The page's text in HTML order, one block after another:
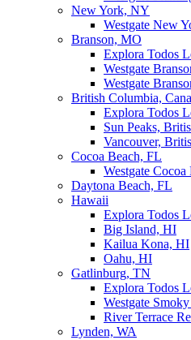
New York, NY
Westgate New
Branson, MO
Explora Todos
Westgate
Westgate
British Columbia,
Explora Todos
Sun Peaks,
Vancouver,
Cocoa Beach, FL
Westgate Cocoa
Daytona Beach, FL
Hawaii
Explora Todos
Big Island, HI
Kailua Kona, HI
Oahu, HI
Gatlinburg, TN
Explora Todos
Westgate
River Terrace
Lynden, WA